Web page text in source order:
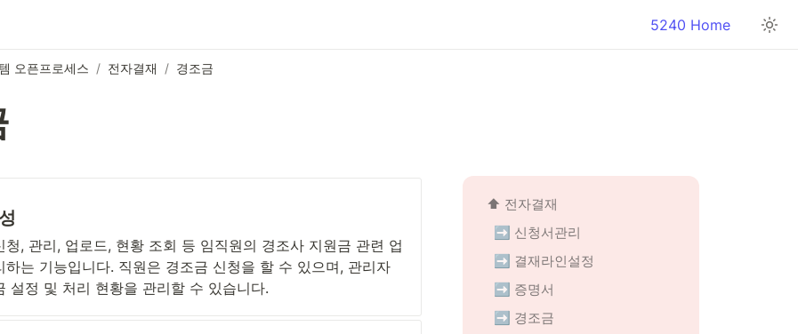
5240 Home
오픈프로세스 / 전자결재 / 경조금
청, 관리, 업로드, 현황 조회 등 임직원의 경조사 지원금 관련 업
하는 기능입니다. 직원은 경조금 신청을 할 수 있으며, 관리자
설정 및 처리 현황을 관리할 수 있습니다.
⬆️ 전자결재
➡️ 신청서관리
➡️ 결재라인설정
➡️ 증명서
➡️ 경조금